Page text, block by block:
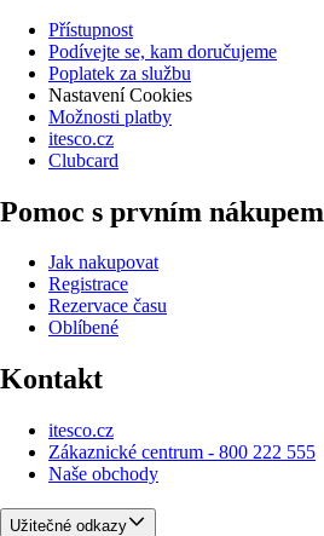
Přístupnost
Podívejte se, kam doručujeme
Poplatek za službu
Nastavení Cookies
Možnosti platby
itesco.cz
Clubcard
Pomoc s prvním nákupem
Jak nakupovat
Registrace
Rezervace času
Oblíbené
Kontakt
itesco.cz
Zákaznické centrum - 800 222 555
Naše obchody
Užitečné odkazy